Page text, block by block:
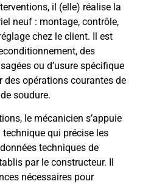
il (elle) réalise la
neuf : montage, contrôle,
chez le client. Il est
des
ou d’usure spécifique
des opérations courantes de
soudure.
le mécanicien s’appuie
qui précise les
techniques de
par le constructeur. Il
nécessaires pour